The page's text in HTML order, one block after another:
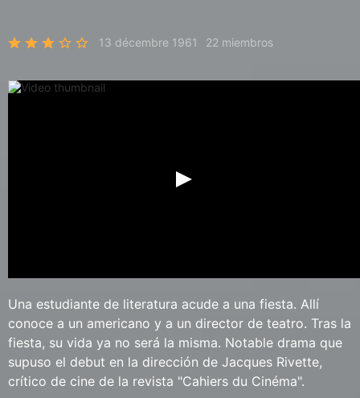
13 décembre 1961 22 miembros
Una estudiante de literatura acude a una fiesta. Allí
conoce a un americano y a un director de teatro. Tras la
fiesta, su vida ya no será la misma. Notable drama que
supuso el debut en la dirección de Jacques Rivette,
crítico de cine de la revista "Cahiers du Cinéma".